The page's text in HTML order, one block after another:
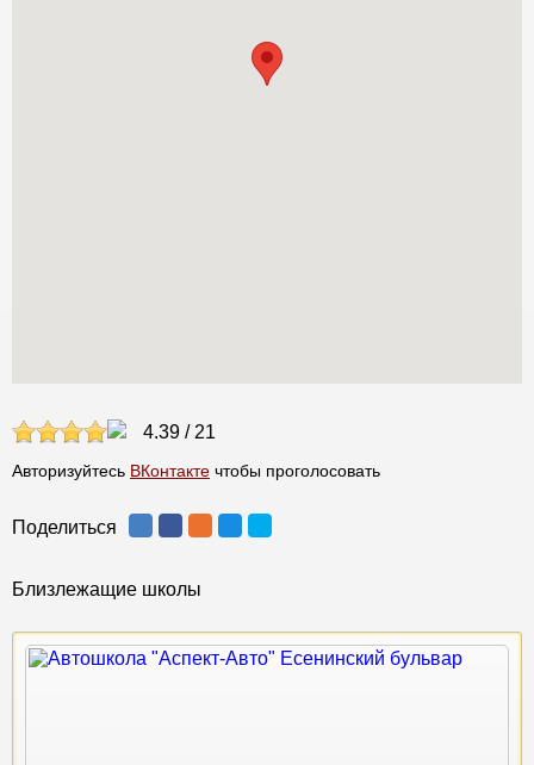
4.39 / 21
Авторизуйтесь ВКонтакте чтобы проголосовать
Поделиться
Близлежащие школы